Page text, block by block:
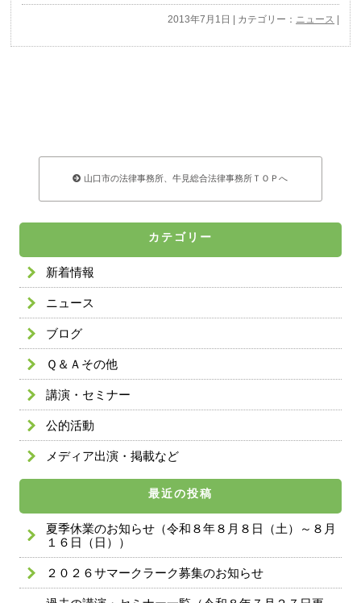
2013年7月1日 | カテゴリー： ニュース
山口市の法律事務所、牛見総合法律事務所ＴＯＰへ
カテゴリー
新着情報
ニュース
ブログ
Ｑ＆Ａその他
講演・セミナー
公的活動
メディア出演・掲載など
最近の投稿
夏季休業のお知らせ（令和８年８月８日（土）～８月
１６日（日））
２０２６サマークラーク募集のお知らせ